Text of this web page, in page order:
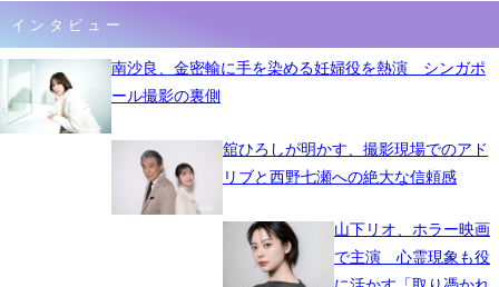
インタビュー
南沙良、金密輸に手を染める妊婦役を熱演 シンガポ
ール撮影の裏側
舘ひろしが明かす、撮影現場でのアド
リブと西野七瀬への絶大な信頼感
山下リオ、ホラー映画
で主演 心霊現象も役